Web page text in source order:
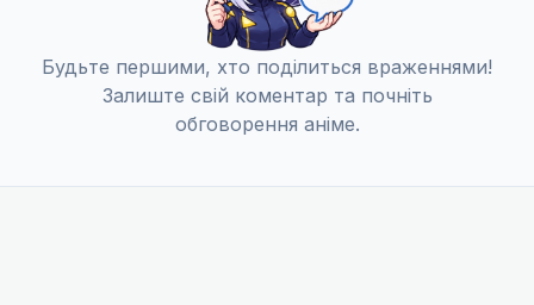
Будьте першими, хто поділиться враженнями!
Залиште свій коментар та почніть
обговорення аніме.